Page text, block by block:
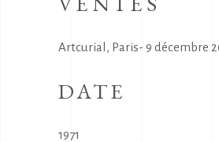
Artcurial, Paris- 9 décembre
DATE
1971